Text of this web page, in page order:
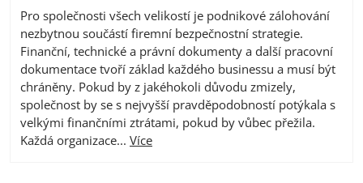
Pro společnosti všech velikostí je podnikové zálohování
nezbytnou součástí firemní bezpečnostní strategie.
Finanční, technické a právní dokumenty a další pracovní
dokumentace tvoří základ každého businessu a musí být
chráněny. Pokud by z jakéhokoli důvodu zmizely,
společnost by se s nejvyšší pravděpodobností potýkala s
velkými finančními ztrátami, pokud by vůbec přežila.
Každá organizace... Více